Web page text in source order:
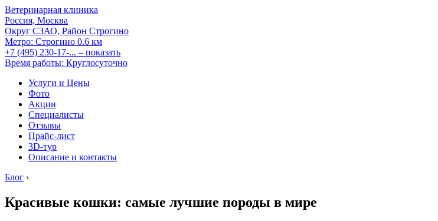
Ветеринарная клиника
Россия, Москва
Округ СЗАО, Район Строгино
Метро: Строгино 0.6 км
+7 (495) 230-17-... – показать
Время работы: Круглосуточно
Услуги и Цены
Фото
Акции
Специалисты
Отзывы
Прайс-лист
3D-тур
Описание и контакты
Блог ›
Красивые кошки: самые лучшие породы в мире